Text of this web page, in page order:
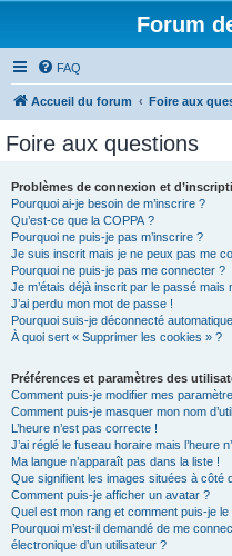
Forum
FAQ
Accueil du forum Foire aux
Foire aux questions
Problèmes de connexion et
Pourquoi ai-je besoin de m’inscrire ?
Qu’est-ce que la COPPA ?
Pourquoi ne puis-je pas m’inscrire ?
Je suis inscrit mais je ne peux pas me
Pourquoi ne puis-je pas me connecter ?
Je m’étais déjà inscrit par le passé
J’ai perdu mon mot de passe !
Pourquoi suis-je déconnecté
À quoi sert « Supprimer les cookies » ?
Préférences et paramètres des
Comment puis-je modifier mes
Comment puis-je masquer mon nom
L’heure n’est pas correcte !
J’ai réglé le fuseau horaire mais l’heure
Ma langue n’apparaît pas dans la liste !
Que signifient les images situées à côté
Comment puis-je afficher un avatar ?
Quel est mon rang et comment puis-je le
Pourquoi m’est-il demandé de me
électronique d’un utilisateur ?